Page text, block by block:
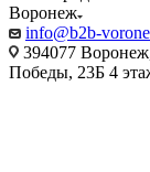
Воронеж
info@b2b-
394077
Победы, 23Б​ 4